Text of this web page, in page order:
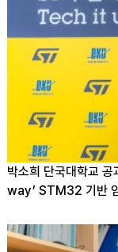
박소희 단국대학교
way’ STM32 기반